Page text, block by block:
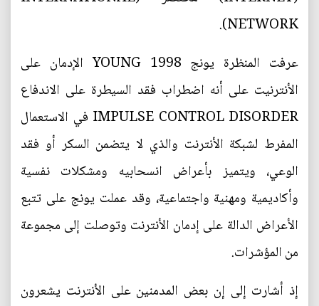
NETWORK).
عرفت المنظرة يونج YOUNG 1998 الإدمان على
الأنترنيت على أنه اضطراب فقد السيطرة على الاندفاع
IMPULSE CONTROL DISORDER في الاستعمال
المفرط لشبكة الأنترنت والذي لا يتضمن السكر أو فقد
الوعي، ويتميز بأعراض انسحابيه ومشكلات نفسية
وأكاديمية ومهنية واجتماعية، وقد عملت يونج على تتبع
الأعراض الدالة على إدمان الأنترنت وتوصلت إلى مجموعة
من المؤشرات.
إذ أشارت إلى إن بعض المدمنين على الأنترنت يشعرون